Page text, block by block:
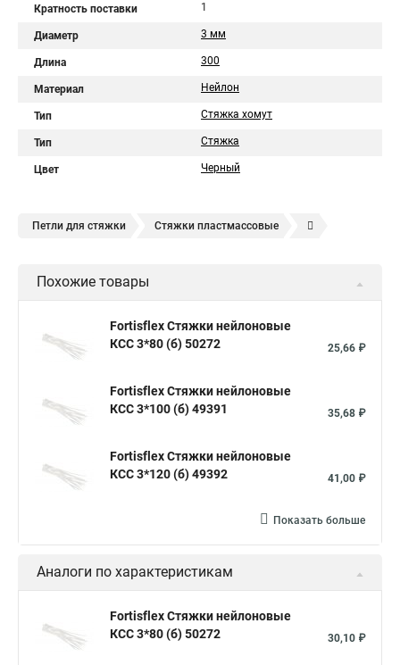
Кратность поставки 1
Диаметр 3 мм
Длина 300
Материал Нейлон
Тип Стяжка хомут
Тип Стяжка
Цвет Черный
Петли для стяжки Стяжки пластмассовые
Стяжки зажим Хомут стяжка нейлоновая купить в
Стяжка alt Хомуты стяжки труб Стяжки магазин
Стяжки для кабелей металлические
Хомут стяжка это Хомут стяжка саморез
Купить стяжки кабельную
Хорошие стяжки
Хомуты стяжки нейлон Хомуты стяжки труба
Стяжки маркеры Стяжка нейлоновые 100шт черные
Прайс на цены по стяжке Площадка для стяжки купить
Похожие товары
Fortisflex Стяжки нейлоновые
КСС 3*80 (б) 50272
25,66 ₽
Fortisflex Стяжки нейлоновые
КСС 3*100 (б) 49391
35,68 ₽
Fortisflex Стяжки нейлоновые
КСС 3*120 (б) 49392
41,00 ₽
Показать больше
Аналоги по характеристикам
Fortisflex Стяжки нейлоновые
КСС 3*80 (б) 50272
30,10 ₽